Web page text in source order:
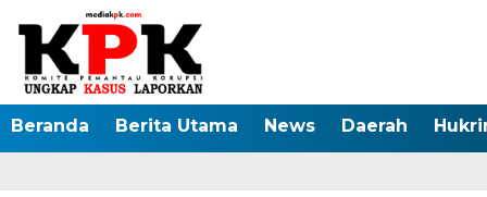
Beranda Berita Utama News Daerah